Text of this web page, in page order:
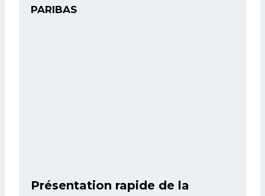
PARIBAS
Présentation rapide de la